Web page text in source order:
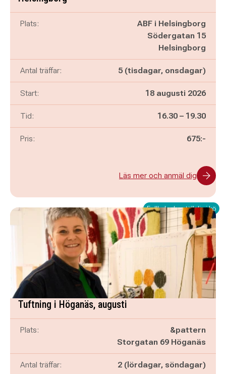
Plats:
ABF i Helsingborg
Södergatan 15
Helsingborg
Antal träffar: 5 (tisdagar, onsdagar)
Start: 18 augusti 2026
Tid: Pågår mellan
16.30 – och
19.30
Pris: 675:-
Läs mer och anmäl dig
Fullbokad – ställ dig i kö
Tuftning i Höganäs, augusti
Plats:
&pattern
Storgatan 69 Höganäs
Antal träffar: 2 (lördagar, söndagar)